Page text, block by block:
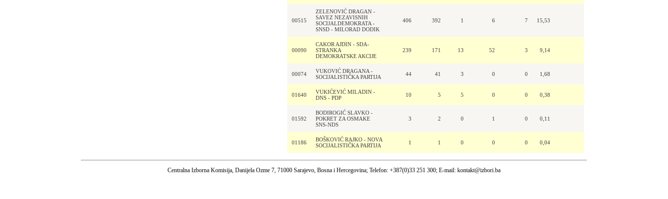
00515
ZELENOVIĆ DRAGAN -
SAVEZ NEZAVISNIH
SOCIJALDEMOKRATA -
SNSD - MILORAD DODIK
406 392 1 6 7 15,53
00090
CAKOR AJDIN - SDA-
STRANKA
DEMOKRATSKE AKCIJE
239 171 13 52 3 9,14
00074
VUKOVIĆ DRAGANA -
SOCIJALISTIČKA PARTIJA
44 41 3 0 0 1,68
01640
VUKIĆEVIĆ MILADIN -
DNS - PDP
10 5 5 0 0 0,38
01592
BODIROGIĆ SLAVKO -
POKRET ZA OSMAKE
SNS-NDS
3 2 0 1 0 0,11
01186
BOŠKOVIĆ RAJKO - NOVA
SOCIJALISTIČKA PARTIJA
1 1 0 0 0 0,04
Centralna Izborna Komisija, Danijela Ozme 7, 71000 Sarajevo, Bosna i Hercegovina; Telefon: +387(0)33 251 300; E-mail: kontakt@izbori.ba